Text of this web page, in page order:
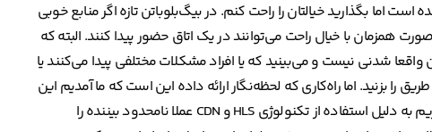
بگذارید خیالتان را راحت کنم. در بیگ‌بلوباتن تازه اگر منابع خوبی
و پیکربندی مناسبی کرده باشید، تا ۱۰۰ نفر به صورت همزمان با خیال راحت می‌توانند در یک اتاق حضور پیدا کنند. البته که
ولی بیش از این واقعا شدنی نیست و می‌بینید که یا افراد مشکلات مختلفی پیدا می‌کنند یا
را بزنید. اما راه‌کاری که لحظه‌نگار ارائه داده این است که ما آمدیم این
سیستم را وصل کردیم به سیستم ویدیو استریمینگ خودمان. استریم به دلیل استفاده از تکنولوژی HLS و CDN عملا نامحدود بیننده را